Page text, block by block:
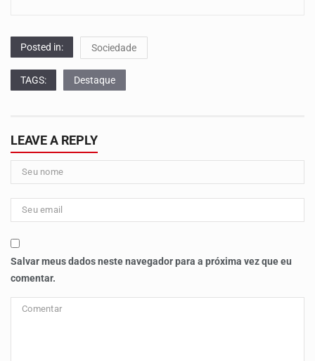
Posted in: Sociedade
TAGS: Destaque
LEAVE A REPLY
Salvar meus dados neste navegador para a próxima vez que eu
comentar.